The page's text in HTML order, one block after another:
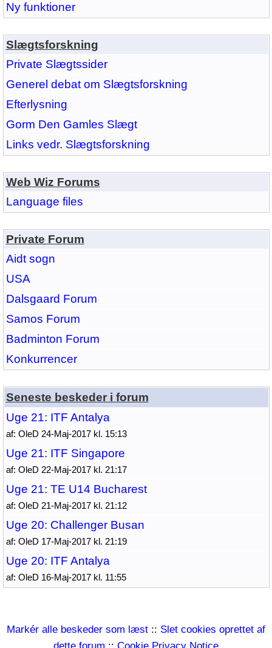
Ny funktioner
Slægtsforskning
Private Slægtssider
Generel debat om Slægtsforskning
Efterlysning
Gorm Den Gamles Slægt
Links vedr. Slægtsforskning
Web Wiz Forums
Language files
Private Forum
Aidt sogn
USA
Dalsgaard Forum
Samos Forum
Badminton Forum
Konkurrencer
Seneste beskeder i forum
Uge 21: ITF Antalya
af: OleD 24-Maj-2017 kl. 15:13
Uge 21: ITF Singapore
af: OleD 22-Maj-2017 kl. 21:17
Uge 21: TE U14 Bucharest
af: OleD 21-Maj-2017 kl. 21:12
Uge 20: Challenger Busan
af: OleD 17-Maj-2017 kl. 21:19
Uge 20: ITF Antalya
af: OleD 16-Maj-2017 kl. 11:55
Markér alle beskeder som læst :: Slet cookies oprettet af